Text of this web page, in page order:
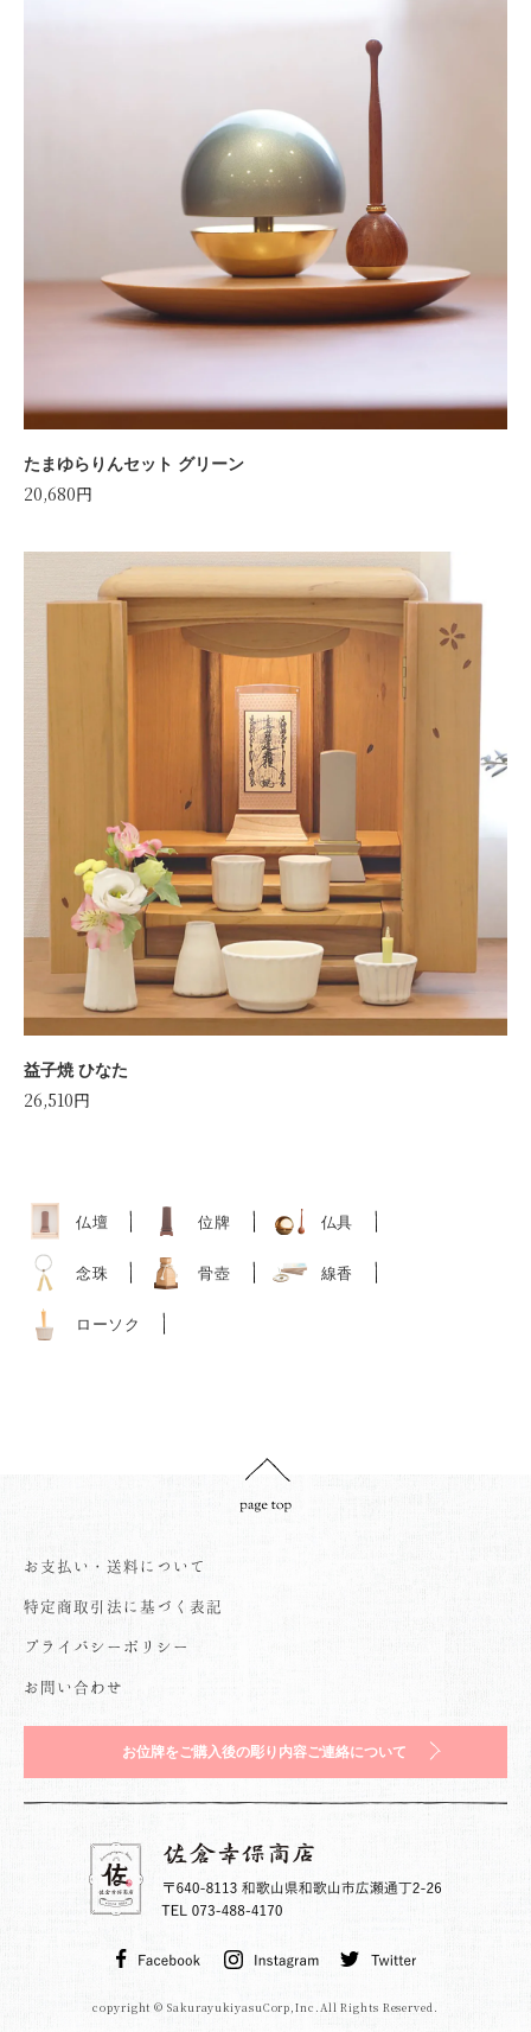
たまゆらりんセット グリーン
20,680円
益子焼 ひなた
26,510円
仏壇 位牌 仏具
念珠 骨壺 線香
ローソク
お支払い・送料について
特定商取引法に基づく表記
プライバシーポリシー
お問い合わせ
お位牌をご購入後の彫り内容ご連絡について
copyright © SakurayukiyasuCorp,Inc.All Rights Reserved.